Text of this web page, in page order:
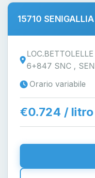
15710
6+847 SNC ,
Orario variabile
€0.724 / litro